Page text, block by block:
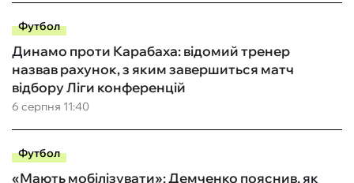
Футбол
6 серпня 11:40
Динамо проти Карабаха: відомий тренер
назвав рахунок, з яким завершиться матч
відбору Ліги конференцій
Футбол
«Мають мобілізувати»: Демченко пояснив, як